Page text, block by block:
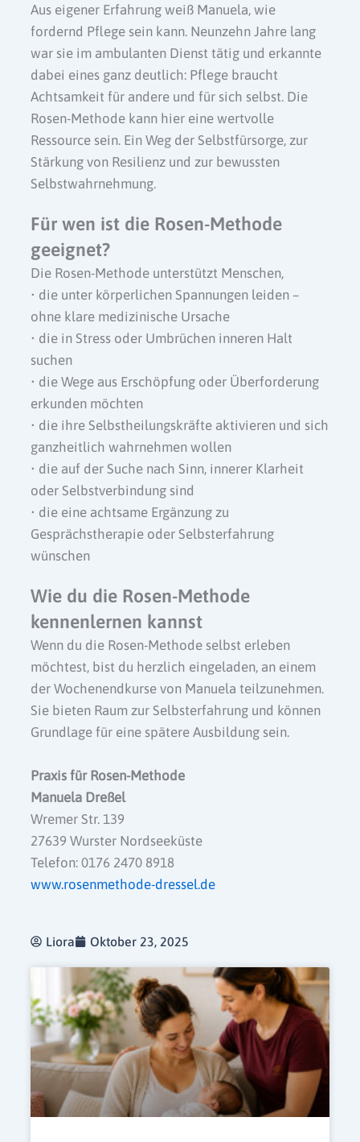
Aus eigener Erfahrung weiß Manuela, wie
fordernd Pflege sein kann. Neunzehn Jahre lang
war sie im ambulanten Dienst tätig und erkannte
dabei eines ganz deutlich: Pflege braucht
Achtsamkeit für andere und für sich selbst. Die
Rosen-Methode kann hier eine wertvolle
Ressource sein. Ein Weg der Selbstfürsorge, zur
Stärkung von Resilienz und zur bewussten
Selbstwahrnehmung.
Für wen ist die Rosen-Methode
geeignet?
Die Rosen-Methode unterstützt Menschen,
• die unter körperlichen Spannungen leiden –
ohne klare medizinische Ursache
• die in Stress oder Umbrüchen inneren Halt
suchen
• die Wege aus Erschöpfung oder Überforderung
erkunden möchten
• die ihre Selbstheilungskräfte aktivieren und sich
ganzheitlich wahrnehmen wollen
• die auf der Suche nach Sinn, innerer Klarheit
oder Selbstverbindung sind
• die eine achtsame Ergänzung zu
Gesprächstherapie oder Selbsterfahrung
wünschen
Wie du die Rosen-Methode
kennenlernen kannst
Wenn du die Rosen-Methode selbst erleben
möchtest, bist du herzlich eingeladen, an einem
der Wochenendkurse von Manuela teilzunehmen.
Sie bieten Raum zur Selbsterfahrung und können
Grundlage für eine spätere Ausbildung sein.
Praxis für Rosen-Methode
Manuela Dreßel
Wremer Str. 139
27639 Wurster Nordseeküste
Telefon: 0176 2470 8918
www.rosenmethode-dressel.de
Liora Oktober 23, 2025